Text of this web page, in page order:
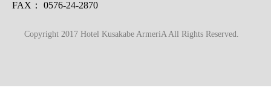
FAX： 0576-24-2870
Copyright 2017 Hotel Kusakabe ArmeriA All Rights Reserved.